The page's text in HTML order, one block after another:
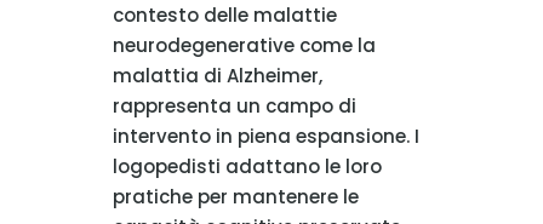
contesto delle malattie
neurodegenerative come la
malattia di Alzheimer,
rappresenta un campo di
intervento in piena espansione. I
logopedisti adattano le loro
pratiche per mantenere le